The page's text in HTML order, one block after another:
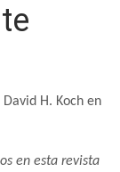
H. Koch en
en esta revista